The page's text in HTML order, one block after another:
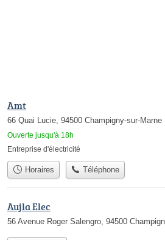
Amt
66 Quai Lucie, 94500 Champigny-sur-Marne
Ouverte jusqu'à 18h
Entreprise d'électricité
Horaires Téléphone
Aujla Elec
56 Avenue Roger Salengro, 94500